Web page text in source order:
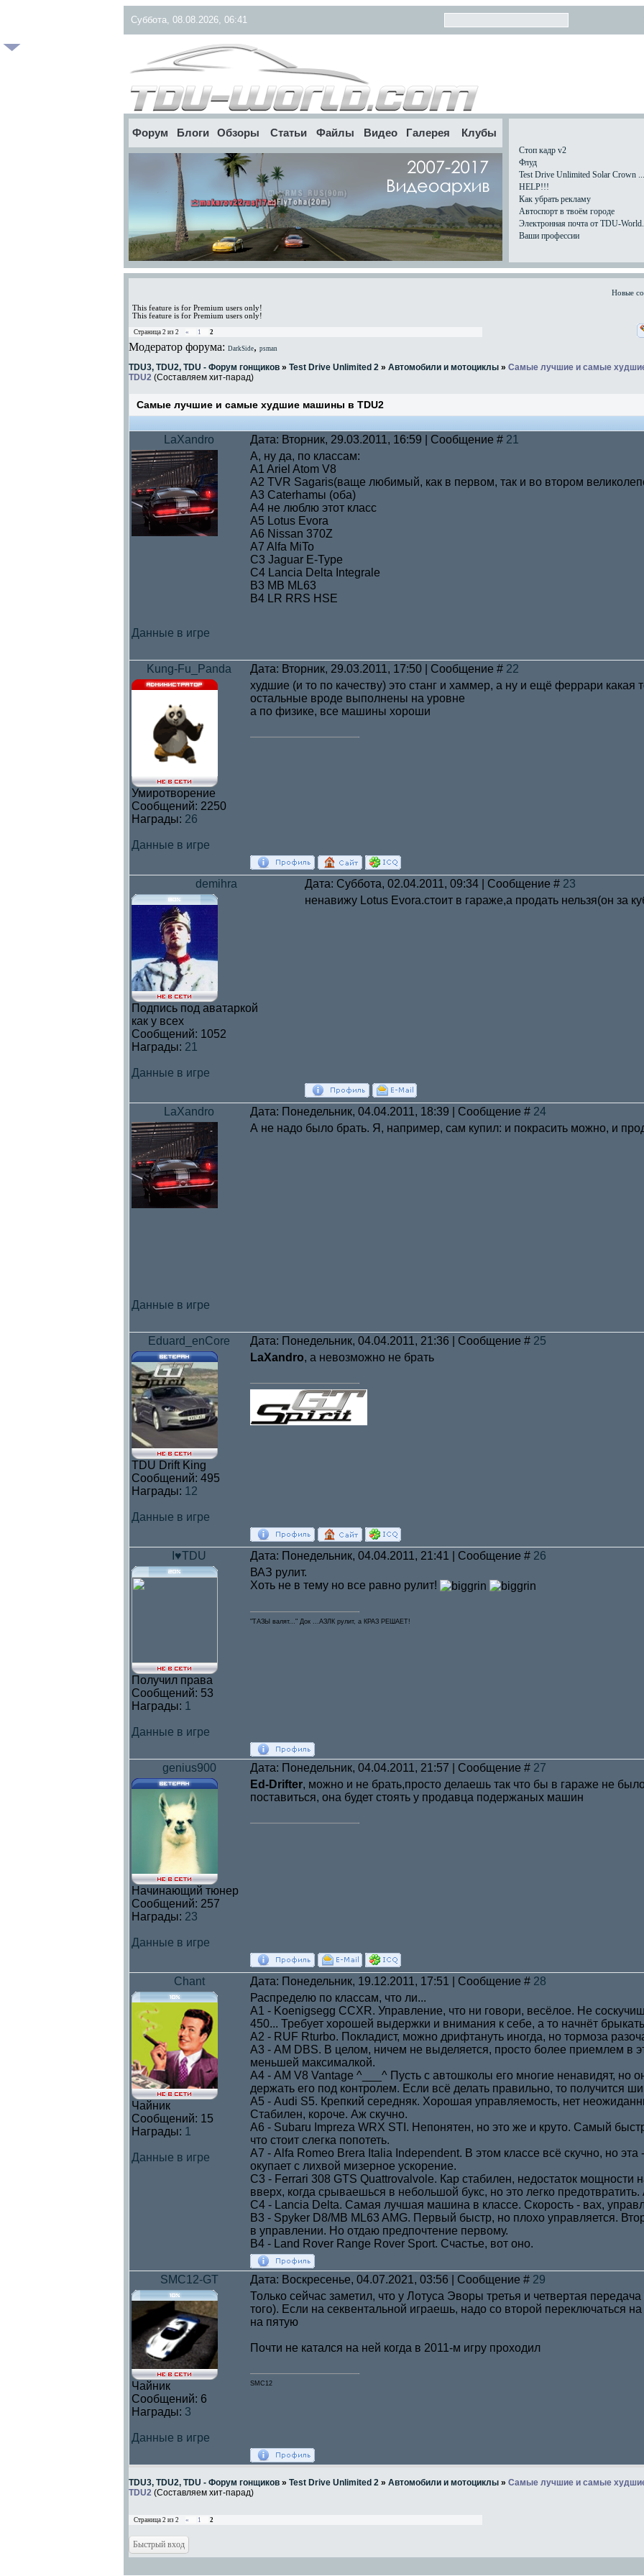
Суббота, 08.08.2026, 06:41
Форум Блоги Обзоры Статьи Файлы Видео Галерея Клубы
Стоп кадр v2
Флуд
Test Drive Unlimited Solar Crown ...
HELP!!!
Как убрать рекламу
Автоспорт в твоём городе
Электронная почта от TDU-
Ваши профессии
Новые
This feature is for Premium users only!
This feature is for Premium users only!
Страница 2 из 2 « 1 2
Модератор форума: DarkSide, psman
TDU3, TDU2, TDU - Форум гонщиков » Test Drive Unlimited 2 » Автомобили и мотоциклы » Самые лучшие и самые
TDU2 (Составляем хит-парад)
Самые лучшие и самые худшие машины в TDU2
LaXandro Дата: Вторник, 29.03.2011, 16:59 | Сообщение # 21
Данные в игре
А, ну да, по классам:
A1 Ariel Atom V8
A2 TVR Sagaris(ваще любимый, как в первом, так и во втором
A3 Caterhamы (оба)
A4 не люблю этот класс
A5 Lotus Evora
A6 Nissan 370Z
A7 Alfa MiTo
C3 Jaguar E-Type
C4 Lancia Delta Integrale
B3 MB ML63
B4 LR RRS HSE
Kung-Fu_Panda Дата: Вторник, 29.03.2011, 17:50 | Сообщение # 22
Умиротворение
Сообщений: 2250
Награды: 26
Данные в игре
худшие (и то по качеству) это станг и хаммер, а ну и ещё феррари какая
остальные вроде выполнены на уровне
а по физике, все машины хороши
demihra Дата: Суббота, 02.04.2011, 09:34 | Сообщение # 23
Подпись под аватаркой
как у всех
Сообщений: 1052
Награды: 21
Данные в игре
ненавижу Lotus Evora.стоит в гараже,а продать нельзя(он за
LaXandro Дата: Понедельник, 04.04.2011, 18:39 | Сообщение # 24
Данные в игре
А не надо было брать. Я, например, сам купил: и покрасить можно, и
Eduard_enCore Дата: Понедельник, 04.04.2011, 21:36 | Сообщение # 25
TDU Drift King
Сообщений: 495
Награды: 12
Данные в игре
LaXandro, а невозможно не брать
I♥TDU Дата: Понедельник, 04.04.2011, 21:41 | Сообщение # 26
Получил права
Сообщений: 53
Награды: 1
Данные в игре
ВАЗ рулит.
Хоть не в тему но все равно рулит!
"ТАЗЫ валят..." Док ...АЗЛК рулит, а КРАЗ РЕШАЕТ!
genius900 Дата: Понедельник, 04.04.2011, 21:57 | Сообщение # 27
Начинающий тюнер
Сообщений: 257
Награды: 23
Данные в игре
Ed-Drifter, можно и не брать,просто делаешь так что бы в гараже не
поставиться, она будет стоять у продавца подержаных машин
Chant Дата: Понедельник, 19.12.2011, 17:51 | Сообщение # 28
Чайник
Сообщений: 15
Награды: 1
Данные в игре
Распределю по классам, что ли...
А1 - Koenigsegg CCXR. Управление, что ни говори, весёлое. Не
450... Требует хорошей выдержки и внимания к себе, а то начнёт
А2 - RUF Rturbo. Покладист, можно дрифтануть иногда, но тормоза
А3 - AM DBS. В целом, ничем не выделяется, просто более приемлем в
меньшей максималкой.
А4 - AM V8 Vantage ^___^ Пусть с автошколы его многие ненавидят, но
держать его под контролем. Если всё делать правильно, то получится
А5 - Audi S5. Крепкий середняк. Хорошая управляемость, нет
Стабилен, короче. Аж скучно.
А6 - Subaru Impreza WRX STI. Непонятен, но это же и круто. Самый
что стоит слегка попотеть.
А7 - Alfa Romeo Brera Italia Independent. В этом классе всё скучно, но
окупает с лихвой мизерное ускорение.
С3 - Ferrari 308 GTS Quattrovalvole. Кар стабилен, недостаток мощности
вверх, когда срываешься в небольшой букс, но это легко
С4 - Lancia Delta. Самая лучшая машина в классе. Скорость - вах,
В3 - Spyker D8/MB ML63 AMG. Первый быстр, но плохо управляется.
в управлении. Но отдаю предпочтение первому.
В4 - Land Rover Range Rover Sport. Счастье, вот оно.
SMC12-GT Дата: Воскресенье, 04.07.2021, 03:56 | Сообщение # 29
Чайник
Сообщений: 6
Награды: 3
Данные в игре
Только сейчас заметил, что у Лотуса Эворы третья и четвертая
того). Если на секвентальной играешь, надо со второй переключаться
на пятую
Почти не катался на ней когда в 2011-м игру проходил
SMC12
TDU3, TDU2, TDU - Форум гонщиков » Test Drive Unlimited 2 » Автомобили и мотоциклы » Самые лучшие и самые
TDU2 (Составляем хит-парад)
Страница 2 из 2 « 1 2